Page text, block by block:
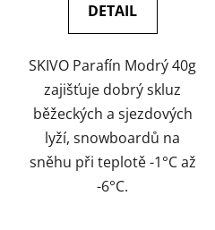
DETAIL
SKIVO Parafín Modrý 40g
zajišťuje dobrý skluz
běžeckých a sjezdových
lyží, snowboardů na
sněhu při teplotě -1°C až
-6°C.